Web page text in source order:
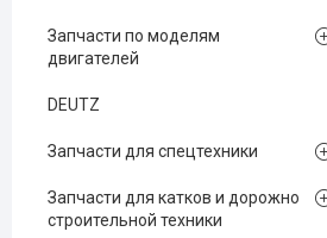
Запчасти по моделям
двигателей
DEUTZ
Запчасти для спецтехники
Запчасти для катков и дорожно
строительной техники